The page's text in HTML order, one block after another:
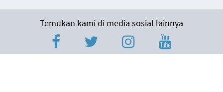
Temukan kami di media sosial lainnya